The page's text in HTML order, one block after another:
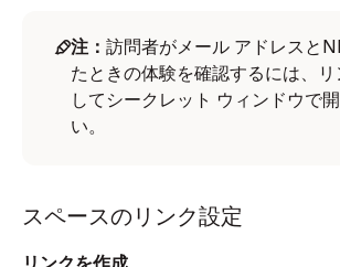
注： 訪問者がメール アドレスと
たときの体験を確認するには、
してシークレット ウィンドウで
い。
スペースのリンク設定
リンクを作成